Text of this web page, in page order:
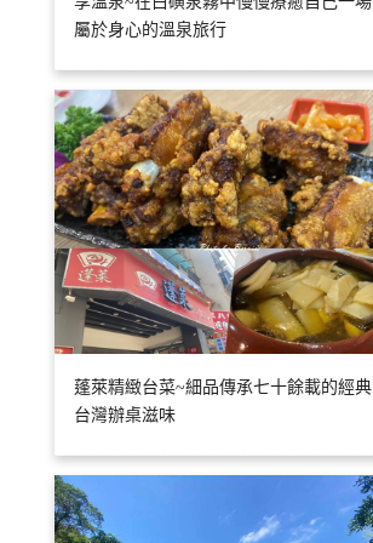
屬於身心的溫泉旅行
蓬萊精緻台菜~細品傳承七十餘載的經典
台灣辦桌滋味